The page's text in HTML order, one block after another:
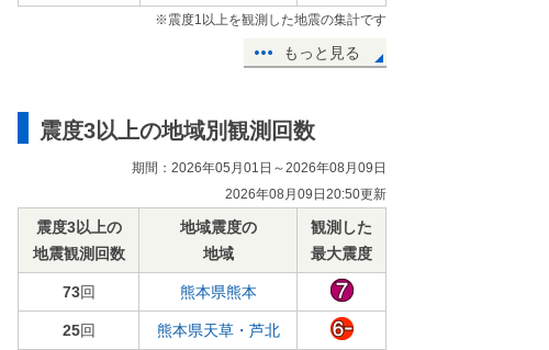
※震度1以上を観測した地震の集計です
もっと見る
震度3以上の地域別観測回数
期間：2026年05月01日～2026年08月09日
2026年08月09日20:50更新
震度3以上の
地震観測回数
地域震度の
地域
観測した
最大震度
73回 熊本県熊本
25回 熊本県天草・芦北